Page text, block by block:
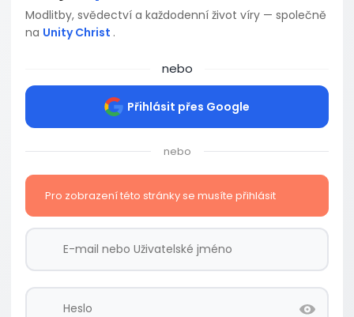
Modlitby, svědectví a každodenní život víry — společně
na Unity Christ .
nebo
Přihlásit přes Google
nebo
Pro zobrazení této stránky se musíte přihlásit